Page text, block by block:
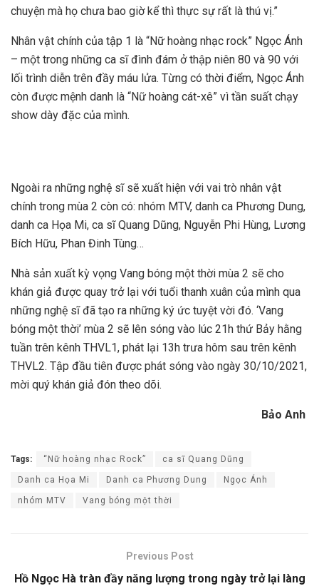
chuyện mà họ chưa bao giờ kể thì thực sự rất là thú vị.”
Nhân vật chính của tập 1 là “Nữ hoàng nhạc rock” Ngọc Ánh
– một trong những ca sĩ đình đám ở thập niên 80 và 90 với
lối trình diễn trên đầy máu lửa. Từng có thời điểm, Ngọc Ánh
còn được mệnh danh là “Nữ hoàng cát-xê” vì tần suất chạy
show dày đặc của mình.
Ngoài ra những nghệ sĩ sẽ xuất hiện với vai trò nhân vật
chính trong mùa 2 còn có: nhóm MTV, danh ca Phương Dung,
danh ca Họa Mi, ca sĩ Quang Dũng, Nguyễn Phi Hùng, Lương
Bích Hữu, Phan Đinh Tùng…
Nhà sản xuất kỳ vọng Vang bóng một thời mùa 2 sẽ cho
khán giả được quay trở lại với tuổi thanh xuân của mình qua
những nghệ sĩ đã tạo ra những ký ức tuyệt vời đó. ‘Vang
bóng một thời’ mùa 2 sẽ lên sóng vào lúc 21h thứ Bảy hằng
tuần trên kênh THVL1, phát lại 13h trưa hôm sau trên kênh
THVL2. Tập đầu tiên được phát sóng vào ngày 30/10/2021,
mời quý khán giả đón theo dõi.
Bảo Anh
Tags: “Nữ hoàng nhạc Rock” ca sĩ Quang Dũng
Danh ca Họa Mi Danh ca Phương Dung Ngọc Ánh
nhóm MTV Vang bóng một thời
Previous Post
Hồ Ngọc Hà tràn đầy năng lượng trong ngày trở lại làng